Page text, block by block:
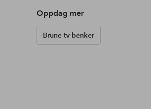
Oppdag mer
Brune tv-benker